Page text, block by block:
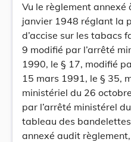
Vu le règlement annexé
janvier 1948 réglant la
d’accise sur les tabacs
9 modifié par l’arrêté
1990, le § 17, modifié
15 mars 1991, le § 35,
ministériel du 26
par l’arrêté ministérel
tableau des
annexé audit